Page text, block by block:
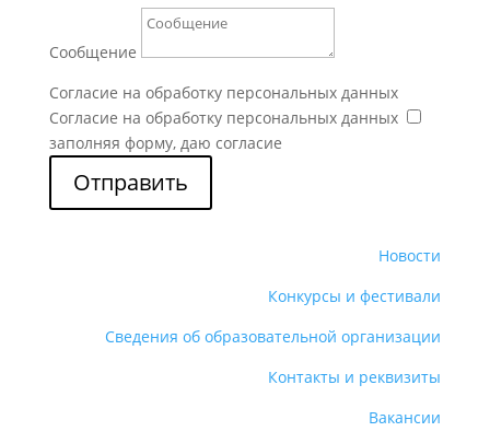
Сообщение
Согласие на обработку персональных данных
Согласие на обработку персональных данных
заполняя форму, даю согласие
Отправить
Новости
Конкурсы и фестивали
Сведения об образовательной организации
Контакты и реквизиты
Вакансии